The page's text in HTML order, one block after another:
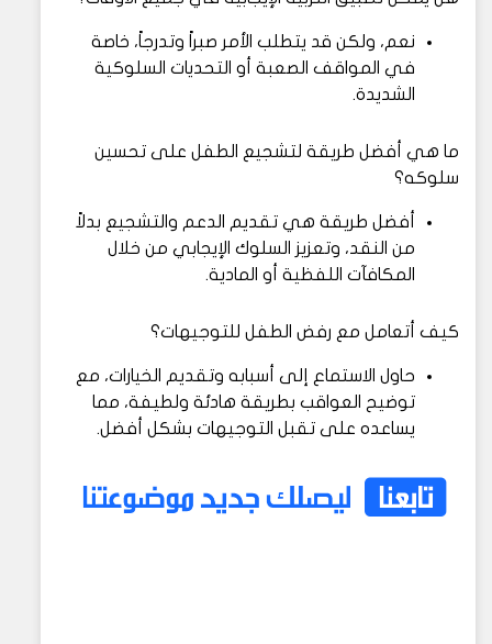
نعم، ولكن قد يتطلب الأمر صبراً وتدرجاً، خاصة
في المواقف الصعبة أو التحديات السلوكية
الشديدة.
ما هي أفضل طريقة لتشجيع الطفل على تحسين
سلوكه؟
أفضل طريقة هي تقديم الدعم والتشجيع بدلاً
من النقد، وتعزيز السلوك الإيجابي من خلال
المكافآت اللفظية أو المادية.
كيف أتعامل مع رفض الطفل للتوجيهات؟
حاول الاستماع إلى أسبابه وتقديم الخيارات، مع
توضيح العواقب بطريقة هادئة ولطيفة، مما
يساعده على تقبل التوجيهات بشكل أفضل.